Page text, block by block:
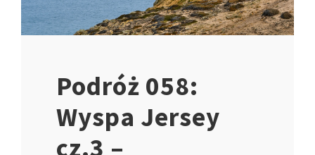
Podróż 058:
Wyspa Jersey
cz.3 –